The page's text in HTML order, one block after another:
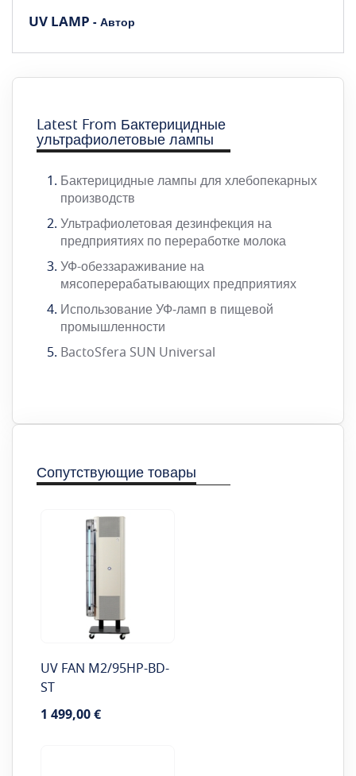
UV LAMP - Автор
Latest From Бактерицидные
ультрафиолетовые лампы
Бактерицидные лампы для хлебопекарных
производств
Ультрафиолетовая дезинфекция на
предприятиях по переработке молока
УФ-обеззараживание на
мясоперерабатывающих предприятиях
Использование УФ‑ламп в пищевой
промышленности
BactoSfera SUN Universal
Сопутствующие товары
UV FAN M2/95HP-BD-
ST
1 499,00 €